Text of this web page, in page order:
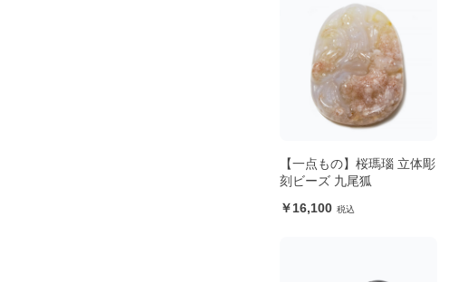
【一点もの】桜瑪瑙 立体彫
刻ビーズ 九尾狐
16,100